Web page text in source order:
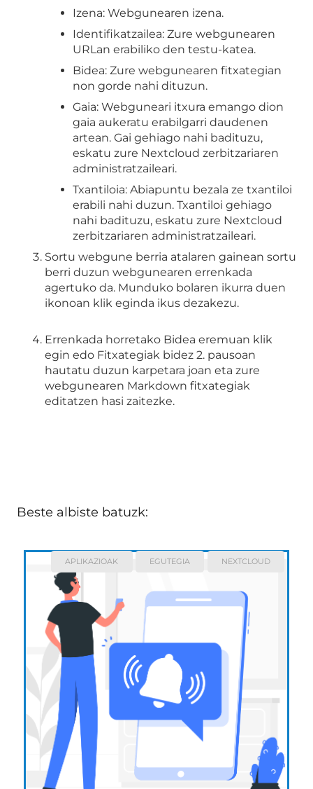
Izena: Webgunearen izena.
Identifikatzailea: Zure webgunearen
URLan erabiliko den testu-katea.
Bidea: Zure webgunearen fitxategian
non gorde nahi dituzun.
Gaia: Webguneari itxura emango dion
gaia aukeratu erabilgarri daudenen
artean. Gai gehiago nahi badituzu,
eskatu zure Nextcloud zerbitzariaren
administratzaileari.
Txantiloia: Abiapuntu bezala ze txantiloi
erabili nahi duzun. Txantiloi gehiago
nahi badituzu, eskatu zure Nextcloud
zerbitzariaren administratzaileari.
Sortu webgune berria atalaren gainean sortu
berri duzun webgunearen errenkada
agertuko da. Munduko bolaren ikurra duen
ikonoan klik eginda ikus dezakezu.
Errenkada horretako Bidea eremuan klik
egin edo Fitxategiak bidez 2. pausoan
hautatu duzun karpetara joan eta zure
webgunearen Markdown fitxategiak
editatzen hasi zaitezke.
Beste albiste batuzk:
APLIKAZIOAK EGUTEGIA NEXTCLOUD